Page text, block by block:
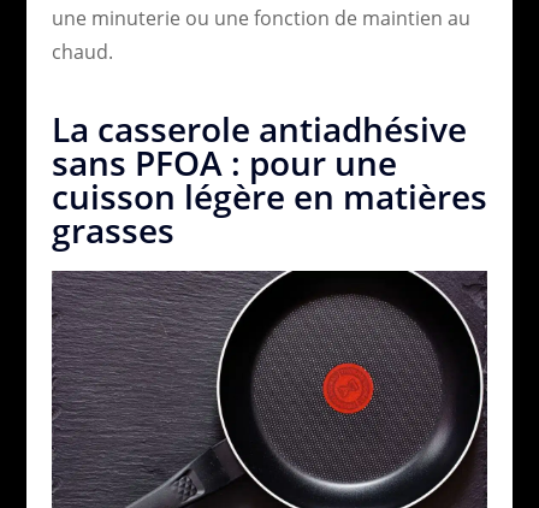
une minuterie ou une fonction de maintien au
chaud.
La casserole antiadhésive
sans PFOA : pour une
cuisson légère en matières
grasses